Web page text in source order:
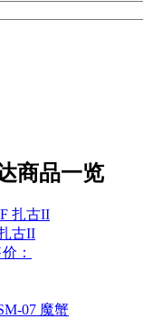
商品一览
古II
：